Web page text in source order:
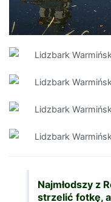
Najmłodszy z
strzelić fotkę,